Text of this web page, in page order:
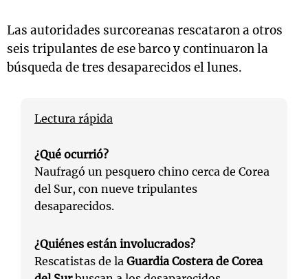
Las autoridades surcoreanas rescataron a otros
seis tripulantes de ese barco y continuaron la
búsqueda de tres desaparecidos el lunes.
Lectura rápida
¿Qué ocurrió?
Naufragó un pesquero chino cerca de Corea
del Sur, con nueve tripulantes
desaparecidos.
¿Quiénes están involucrados?
Rescatistas de la Guardia Costera de Corea